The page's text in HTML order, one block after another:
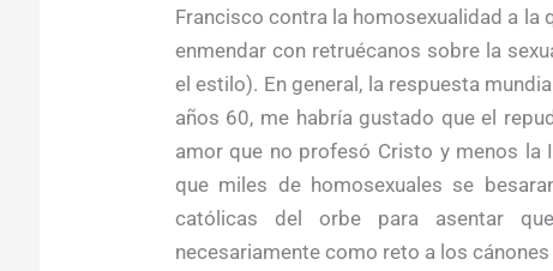
Francisco contra la homosexualidad a la
enmendar con retruécanos sobre la
el estilo). En general, la respuesta
años 60, me habría gustado que el
amor que no profesó Cristo y menos la
que miles de homosexuales se
católicas del orbe para asentar
necesariamente como reto a los